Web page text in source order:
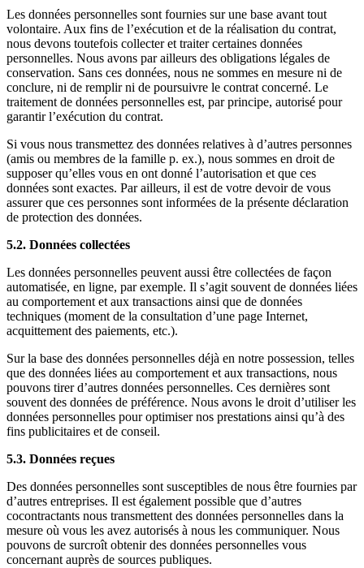
Les données personnelles sont fournies sur une base avant tout
volontaire. Aux fins de l’exécution et de la réalisation du contrat,
nous devons toutefois collecter et traiter certaines données
personnelles. Nous avons par ailleurs des obligations légales de
conservation. Sans ces données, nous ne sommes en mesure ni de
conclure, ni de remplir ni de poursuivre le contrat concerné. Le
traitement de données personnelles est, par principe, autorisé pour
garantir l’exécution du contrat.
Si vous nous transmettez des données relatives à d’autres personnes
(amis ou membres de la famille p. ex.), nous sommes en droit de
supposer qu’elles vous en ont donné l’autorisation et que ces
données sont exactes. Par ailleurs, il est de votre devoir de vous
assurer que ces personnes sont informées de la présente déclaration
de protection des données.
5.2. Données collectées
Les données personnelles peuvent aussi être collectées de façon
automatisée, en ligne, par exemple. Il s’agit souvent de données liées
au comportement et aux transactions ainsi que de données
techniques (moment de la consultation d’une page Internet,
acquittement des paiements, etc.).
Sur la base des données personnelles déjà en notre possession, telles
que des données liées au comportement et aux transactions, nous
pouvons tirer d’autres données personnelles. Ces dernières sont
souvent des données de préférence. Nous avons le droit d’utiliser les
données personnelles pour optimiser nos prestations ainsi qu’à des
fins publicitaires et de conseil.
5.3. Données reçues
Des données personnelles sont susceptibles de nous être fournies par
d’autres entreprises. Il est également possible que d’autres
cocontractants nous transmettent des données personnelles dans la
mesure où vous les avez autorisés à nous les communiquer. Nous
pouvons de surcroît obtenir des données personnelles vous
concernant auprès de sources publiques.